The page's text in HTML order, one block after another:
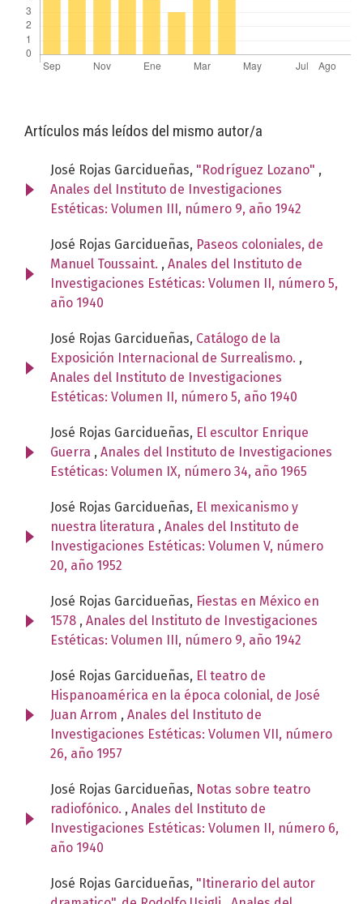
Artículos más leídos del mismo autor/a
José Rojas Garcidueñas, "Rodríguez Lozano" ,
Anales del Instituto de Investigaciones
Estéticas: Volumen III, número 9, año 1942
José Rojas Garcidueñas, Paseos coloniales, de
Manuel Toussaint. , Anales del Instituto de
Investigaciones Estéticas: Volumen II, número 5,
año 1940
José Rojas Garcidueñas, Catálogo de la
Exposición Internacional de Surrealismo. ,
Anales del Instituto de Investigaciones
Estéticas: Volumen II, número 5, año 1940
José Rojas Garcidueñas, El escultor Enrique
Guerra , Anales del Instituto de Investigaciones
Estéticas: Volumen IX, número 34, año 1965
José Rojas Garcidueñas, El mexicanismo y
nuestra literatura , Anales del Instituto de
Investigaciones Estéticas: Volumen V, número
20, año 1952
José Rojas Garcidueñas, Fiestas en México en
1578 , Anales del Instituto de Investigaciones
Estéticas: Volumen III, número 9, año 1942
José Rojas Garcidueñas, El teatro de
Hispanoamérica en la época colonial, de José
Juan Arrom , Anales del Instituto de
Investigaciones Estéticas: Volumen VII, número
26, año 1957
José Rojas Garcidueñas, Notas sobre teatro
radiofónico. , Anales del Instituto de
Investigaciones Estéticas: Volumen II, número 6,
año 1940
José Rojas Garcidueñas, "Itinerario del autor